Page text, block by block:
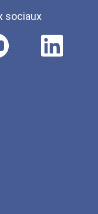
sociaux